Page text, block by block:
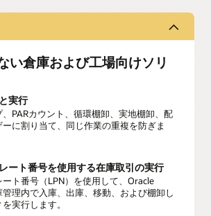
い倉庫および工場向けソリ
実行
PARカウント、循環棚卸、実地棚卸、配
に割り当て、同じ作業の重複を防ぎま
ート番号を使用する在庫取引の実行
ト番号（LPN）を使用して、Oracle
理内で入庫、出庫、移動、および棚卸し
実行します。